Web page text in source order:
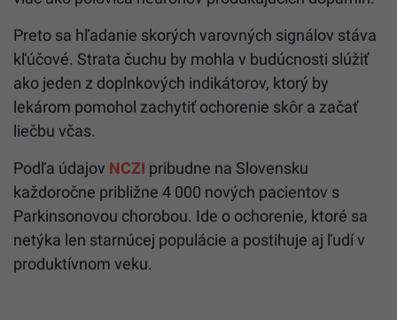
Preto sa hľadanie skorých varovných signálov stáva
kľúčové. Strata čuchu by mohla v budúcnosti slúžiť
ako jeden z doplnkových indikátorov, ktorý by
lekárom pomohol zachytiť ochorenie skôr a začať
liečbu včas.
Podľa údajov NCZI pribudne na Slovensku
každoročne približne 4 000 nových pacientov s
Parkinsonovou chorobou. Ide o ochorenie, ktoré sa
netýka len starnúcej populácie a postihuje aj ľudí v
produktívnom veku.